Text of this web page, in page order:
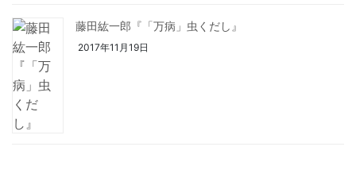
藤田紘一郎『「万病」虫くだし』
2017年11月19日